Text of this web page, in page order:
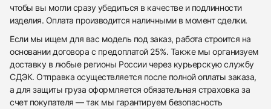
чтобы вы могли сразу убедиться в качестве и подлинности
изделия. Оплата производится наличными в момент сделки.
Если мы ищем для вас модель под заказ, работа строится на
основании договора с предоплатой 25%. Также мы организуем
доставку в любые регионы России через курьерскую службу
СДЭК. Отправка осуществляется после полной оплаты заказа,
а для защиты груза оформляется обязательная страховка за
счет покупателя — так мы гарантируем безопасность